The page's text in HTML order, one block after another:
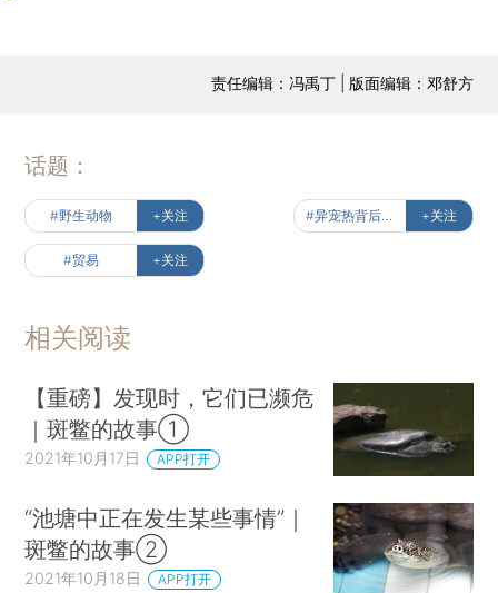
责任编辑：冯禹丁 | 版面编辑：邓舒方
话题：
#野生动物 +关注 #异宠热背后的非法贸易 +关注
#贸易 +关注
相关阅读
【重磅】发现时，它们已濒危
｜斑鳖的故事①
2021年10月17日 APP打开
“池塘中正在发生某些事情”｜
斑鳖的故事②
2021年10月18日 APP打开